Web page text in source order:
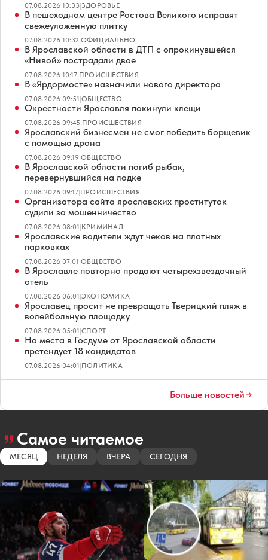
07.08.2026 10:33|ЗДОРОВЬЕ
В пешеходном центре Ростова Великого исправят
свежеуложенную плитку
07.08.2026 10:32|ОФИЦИАЛЬНО
В Ярославской области в ДТП с опрокинувшейся
«Нивой» пострадали двое
07.08.2026 10:17|ПРОИСШЕСТВИЯ
В «Ярдормосте» назначили нового директора
07.08.2026 09:51|ОБЩЕСТВО
Окрестности Ярославля покинули клещи
07.08.2026 09:45|ПРОИСШЕСТВИЯ
Ярославский бизнесмен не смог победить борщевик
с помощью дрона
07.08.2026 09:19|ОБЩЕСТВО
В Ярославской области погиб рыбак,
перевернувшийся на лодке
07.08.2026 09:17|ПРОИСШЕСТВИЯ
Организатора сайта ярославских проституток
судили за мошенничество
07.08.2026 08:01|КРИМИНАЛ
Ярославские водители ждут чеков на платных
парковках
07.08.2026 07:01|ОБЩЕСТВО
В Ярославле повторно продают четырехзвездочный
отель
07.08.2026 06:01|ЭКОНОМИКА
Ярославец просит не превращать Тверицкий пляж в
волейбольную площадку
07.08.2026 05:01|СПОРТ
На места в Госдуме от Ярославской области
претендует 18 кандидатов
07.08.2026 04:01|ПОЛИТИКА
Больше новостей
Самое читаемое
МЕСЯЦ НЕДЕЛЯ ВЧЕРА СЕГОДНЯ